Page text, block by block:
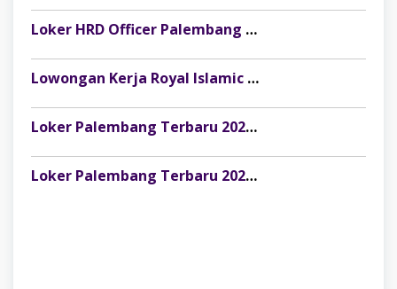
Loker HRD Officer Palembang di Pesona Musi, Fresh Graduate Dipersilakan Melamar
Lowongan Kerja Royal Islamic School Palembang: Staff Keuangan & Front Office
Loker Palembang Terbaru 2026 Customer Service Marketing Klinik Rumah Cantik
Loker Palembang Terbaru 2026 Captain / Supervisor Resto Pempek Mama Musi